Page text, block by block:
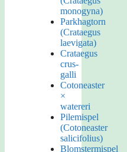
monogyna)
Parkhagtorn
(Crataegus
laevigata)
Crataegus
crus-
galli
Cotoneaster
×
watereri
Pilemispel
(Cotoneaster
salicifolius)
Blomstermispel